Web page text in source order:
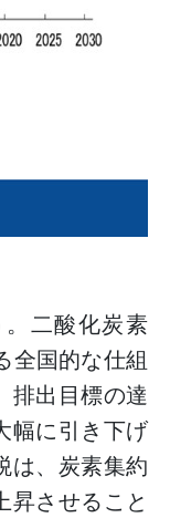
二酸化炭素
全国的な仕組
排出目標の達
幅に引き下げ
は、炭素集約
させること